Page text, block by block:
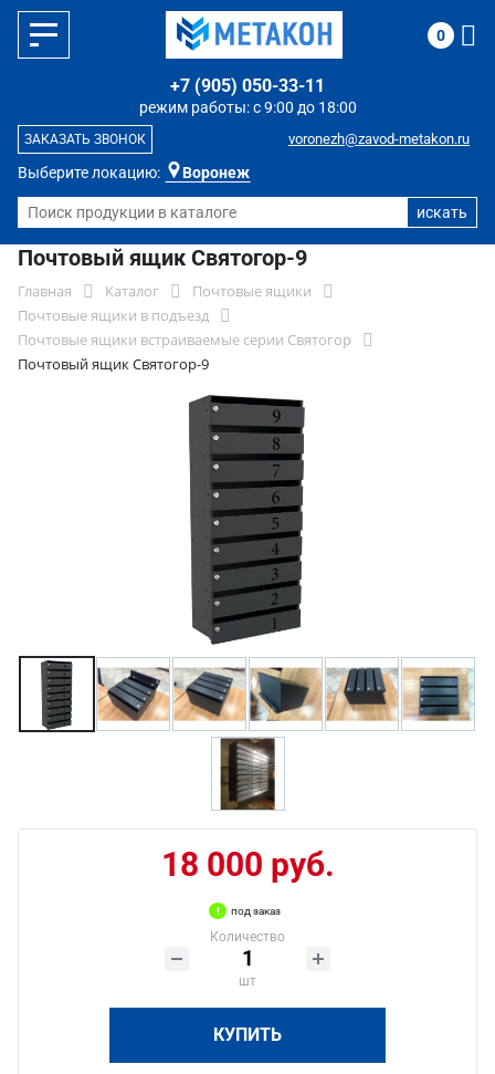
Выберите локацию: Воронеж
режим работы: с 9:00 до 18:00
+7 (905) 050-33-11
voronezh@zavod-metakon.ru
ЗАКАЗАТЬ ЗВОНОК
0
Почтовый ящик Святогор-9
Главная Каталог
Почтовые ящики
Почтовые ящики в подъезд
Почтовые ящики встраиваемые серии Святогор
Почтовый ящик Святогор-9
18 000 руб.
под заказ
Количество
шт
КУПИТЬ